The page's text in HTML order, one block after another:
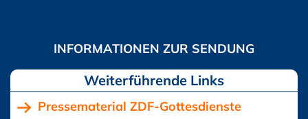
Pressematerial ZDF-Gottesdienste